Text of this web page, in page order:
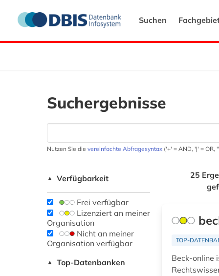
Suchen
Suchergebnisse
Nutzen Sie die vereinfachte Abfragesyntax ('+' = AND, '|' = OR,
▲ Verfügbarkeit
Frei verfügbar
Lizenziert an meiner
Organisation
Nicht an meiner
Organisation verfügbar
▲ Top-Datenbanken
25
TOP-
Beck-online